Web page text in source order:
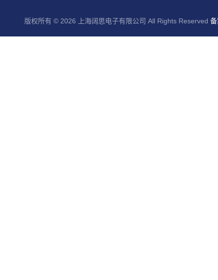
版权所有 © 2026 上海阔思电子有限公司 All Rights Reserved